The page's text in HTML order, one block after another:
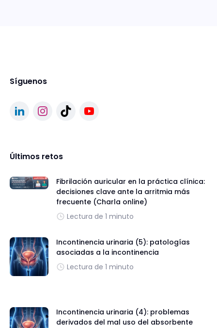
Síguenos
Últimos retos
Fibrilación auricular en la práctica clínica:
decisiones clave ante la arritmia más
frecuente (Charla online)
Lectura de 1 minuto
Incontinencia urinaria (5): patologías
asociadas a la incontinencia
Lectura de 1 minuto
Incontinencia urinaria (4): problemas
derivados del mal uso del absorbente